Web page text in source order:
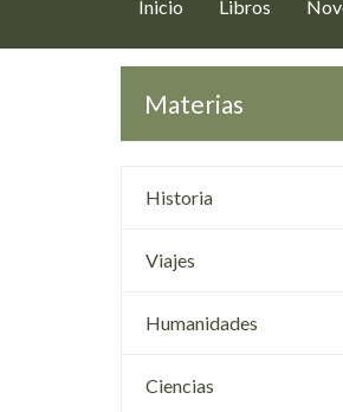
Inicio (current)
Libros
Materias
Historia
Viajes
Humanidades
Ciencias